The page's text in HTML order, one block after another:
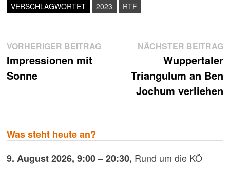
VERSCHLAGWORTET 2023 RTF
Beitragsnavigation
VORHERIGER BEITRAGVorheriger
Impressionen mit
Sonne
NÄCHSTER BEITRAG
Wuppertaler
Triangulum an Ben
Jochum verliehen
Was steht heute an?
9. August 2026, 9:00– 20:30, Rund um die KÖ